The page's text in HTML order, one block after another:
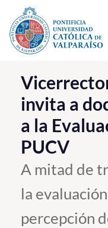
Click acá para ir
La Universidad
Investigación,
PUCV Internacional
Vinculación con el
Admisión
invita a
a la
PUCV
A mitad de
la
percepción